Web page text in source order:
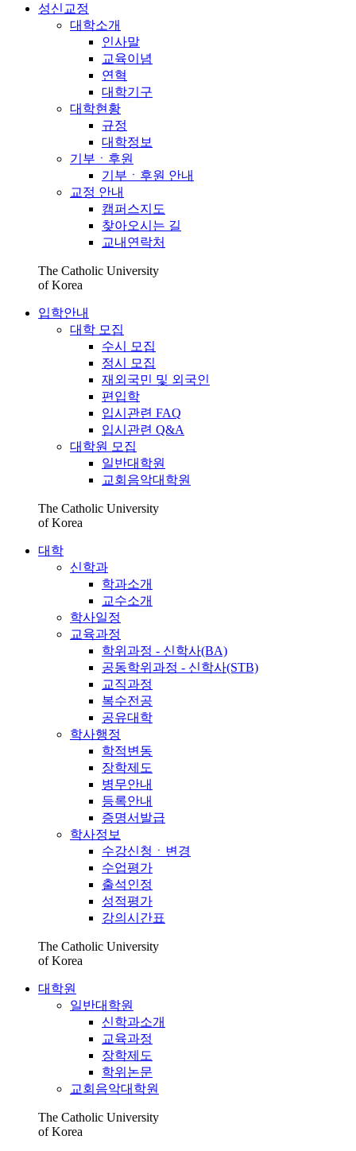
성신교정
대학소개
인사말
교육이념
연혁
대학기구
대학현황
규정
대학정보
기부ㆍ후원
기부ㆍ후원 안내
교정 안내
캠퍼스지도
찾아오시는 길
교내연락처
The Catholic University
of Korea
입학안내
대학 모집
수시 모집
정시 모집
재외국민 및 외국인
편입학
입시관련 FAQ
입시관련 Q&A
대학원 모집
일반대학원
교회음악대학원
The Catholic University
of Korea
대학
신학과
학과소개
교수소개
학사일정
교육과정
학위과정 - 신학사(BA)
공동학위과정 - 신학사(STB)
교직과정
복수전공
공유대학
학사행정
학적변동
장학제도
병무안내
등록안내
증명서발급
학사정보
수강신청ㆍ변경
수업평가
출석인정
성적평가
강의시간표
The Catholic University
of Korea
대학원
일반대학원
신학과소개
교육과정
장학제도
학위논문
교회음악대학원
The Catholic University
of Korea